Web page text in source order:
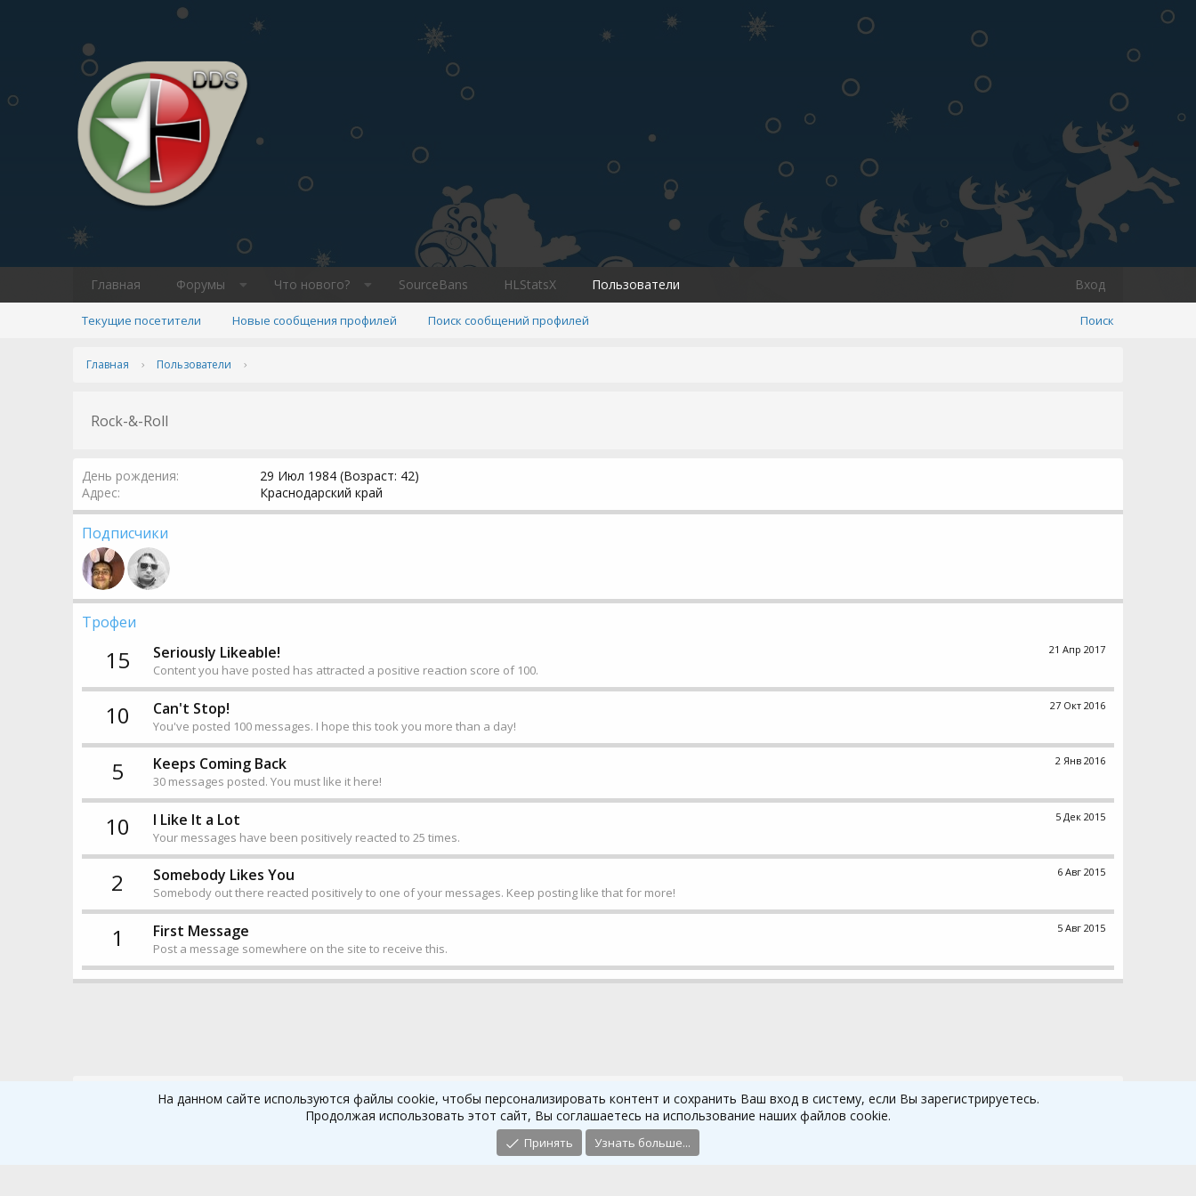
Главная Форумы Что нового? SourceBans HLStatsX Пользователи Вход
Текущие посетители Новые сообщения профилей Поиск сообщений профилей Поиск
Главная Пользователи
Rock-&-Roll
День рождения
29 Июл 1984 (Возраст: 42)
Адрес
Краснодарский край
Подписчики
Трофеи
15 21 Апр 2017
Seriously Likeable!
Content you have posted has attracted a positive reaction score of 100.
10 27 Окт 2016
Can't Stop!
You've posted 100 messages. I hope this took you more than a day!
5 2 Янв 2016
Keeps Coming Back
30 messages posted. You must like it here!
10 5 Дек 2015
I Like It a Lot
Your messages have been positively reacted to 25 times.
2 6 Авг 2015
Somebody Likes You
Somebody out there reacted positively to one of your messages. Keep posting like that for more!
1 5 Авг 2015
First Message
Post a message somewhere on the site to receive this.
Пользователи
Russian (RU)
На данном сайте используются файлы cookie, чтобы персонализировать контент и сохранить Ваш вход в систему, если Вы зарегистрируетесь.
Продолжая использовать этот сайт, Вы соглашаетесь на использование наших файлов cookie.
Принять Узнать больше...